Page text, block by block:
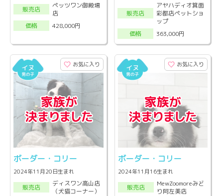
販売店
ペッツワン御殿場
店
価格
428,000円
販売店
アヤハディオ箕面
彩都店ペットショ
ップ
価格
363,000円
お気に入り
ボーダー・コリー
2024年11月20日生まれ
販売店
ディスワン高山店
（犬猫コーナー）
お気に入り
ボーダー・コリー
2024年11月16生まれ
販売店
MewZoomoreみど
り阿左美店